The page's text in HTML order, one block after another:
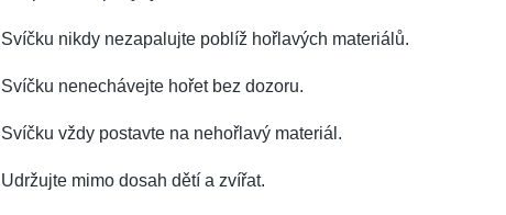
Svíčku nikdy nezapalujte poblíž hořlavých materiálů.
Svíčku nenechávejte hořet bez dozoru.
Svíčku vždy postavte na nehořlavý materiál.
Udržujte mimo dosah dětí a zvířat.